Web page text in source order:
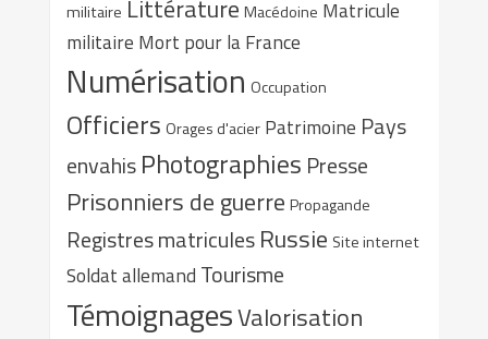
militaire Littérature Macédoine Matricule
militaire Mort pour la France
Numérisation Occupation
Officiers Orages d'acier Patrimoine Pays
envahis Photographies Presse
Prisonniers de guerre Propagande
Registres matricules Russie Site internet
Soldat allemand Tourisme
TémoignagesValorisation